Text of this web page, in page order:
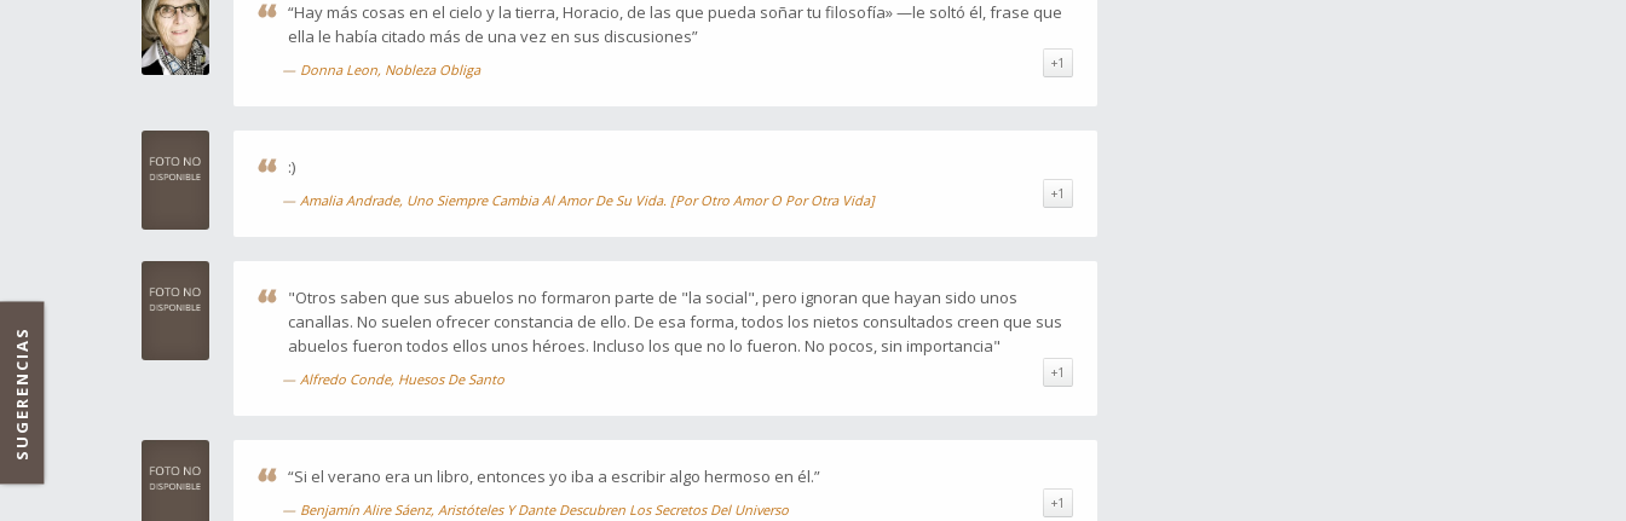
“Hay más cosas en el cielo y la tierra, Horacio, de las que pueda soñar tu filosofía» —le soltó él, frase que
ella le había citado más de una vez en sus discusiones”
Donna Leon, Nobleza Obliga +1
:)
Amalia Andrade, Uno Siempre Cambia Al Amor De Su Vida. [Por Otro Amor O Por Otra Vida] +1
"Otros saben que sus abuelos no formaron parte de "la social", pero ignoran que hayan sido unos
canallas. No suelen ofrecer constancia de ello. De esa forma, todos los nietos consultados creen que sus
abuelos fueron todos ellos unos héroes. Incluso los que no lo fueron. No pocos, sin importancia"
Alfredo Conde, Huesos De Santo +1
“Si el verano era un libro, entonces yo iba a escribir algo hermoso en él.”
Benjamín Alire Sáenz, Aristóteles Y Dante Descubren Los Secretos Del Universo +1
SUGERENCIAS